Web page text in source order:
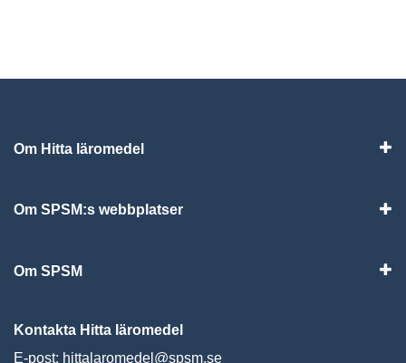
Om Hitta läromedel
Om SPSM:s webbplatser
Om SPSM
Kontakta Hitta läromedel
E-post: hittalaromedel@spsm.se